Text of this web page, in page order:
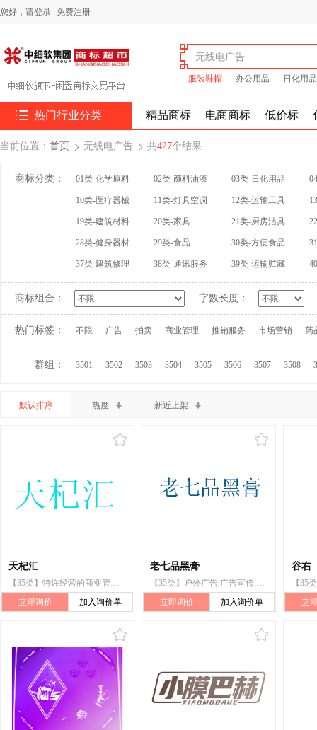
您好， 请登录 免费注册
服装鞋帽 办公用品 日化用品
 热门行业分类 精品商标 电商商标 低价标
当前位置： 首页  无线电广告  共427个结果
商标分类： 01类-化学原料 02类-颜料油漆 03类-日化用品
10类-医疗器械 11类-灯具空调 12类-运输工具
19类-建筑材料 20类-家具 21类-厨房洁具
28类-健身器材 29类-食品 30类-方便食品
37类-建筑修理 38类-通讯服务 39类-运输贮藏
商标组合： 字数长度：
热门标签： 不限 广告 拍卖 商业管理 推销服务 市场营销 药
群组： 3501 3502 3503 3504 3505 3506 3507 3508
默认排序 热度 新近上架
天杞汇
【35类】特许经营的商业管理;无线电广告;定向市场营销
立即询价
加入询价单
老七品黑膏
【35类】户外广告;广告宣传;无线电广告;电视广告
立即询价
加入询价单
谷右
立